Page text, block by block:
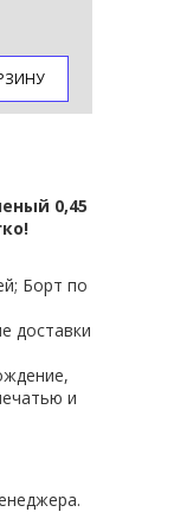
0,45
Борт по
доставки
и